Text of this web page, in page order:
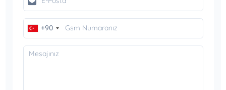
Türkiye
+90
+90